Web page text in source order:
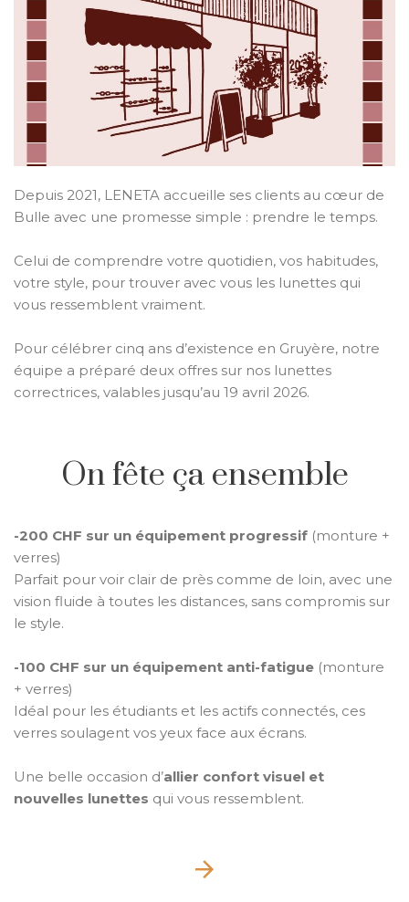
Depuis 2021, LENETA accueille ses clients au cœur de
Bulle avec une promesse simple : prendre le temps.
Celui de comprendre votre quotidien, vos habitudes,
votre style, pour trouver avec vous les lunettes qui
vous ressemblent vraiment.
Pour célébrer cinq ans d’existence en Gruyère, notre
équipe a préparé deux offres sur nos lunettes
correctrices, valables jusqu’au 19 avril 2026.
On fête ça ensemble
-200 CHF sur un équipement progressif (monture +
verres)
Parfait pour voir clair de près comme de loin, avec une
vision fluide à toutes les distances, sans compromis sur
le style.
-100 CHF sur un équipement anti-fatigue (monture
+ verres)
Idéal pour les étudiants et les actifs connectés, ces
verres soulagent vos yeux face aux écrans.
Une belle occasion d’allier confort visuel et
nouvelles lunettes qui vous ressemblent.